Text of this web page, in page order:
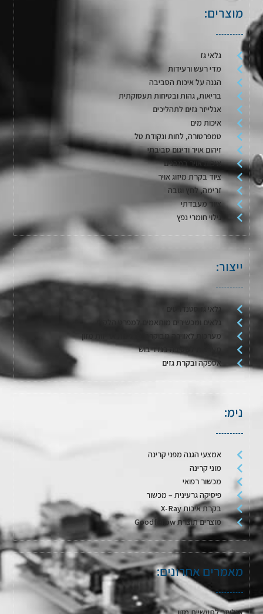
מוצרים:
גלאי גז
מדי רעש ורעידות
הגנה על איכות הסביבה
בריאות, גהות ובטיחות תעסוקתית
אנלייזר גזים לתהליכים
איכות מים
טמפרטורה, לחות ונקודת טל
זיהום אויר ודיגום סביבתי
איכות אויר במבנים
ציוד בקרת מיזוג אויר
זרימה, לחץ וגובה
ציוד מעבדתי
גילוי חומרי נפץ
ייצור:
גלאי גז סטנדרטים
גלאים ומכשירים מותאמים למפרט הלקוח
מערכות לאווירה מבוקרת / דגימת אריזות מזון
מערכות לשטיפה בגז וייבוש
אספקה ובקרת גזים
נימ:
אמצעי הגנה מפני קרינה
מוני קרינה
מכשור רפואי
פיסיקה גרעינית – מכשור
בקרת איכות X-Ray
מוצרים תוצרת Goodfellow
מאמרים אחרונים: